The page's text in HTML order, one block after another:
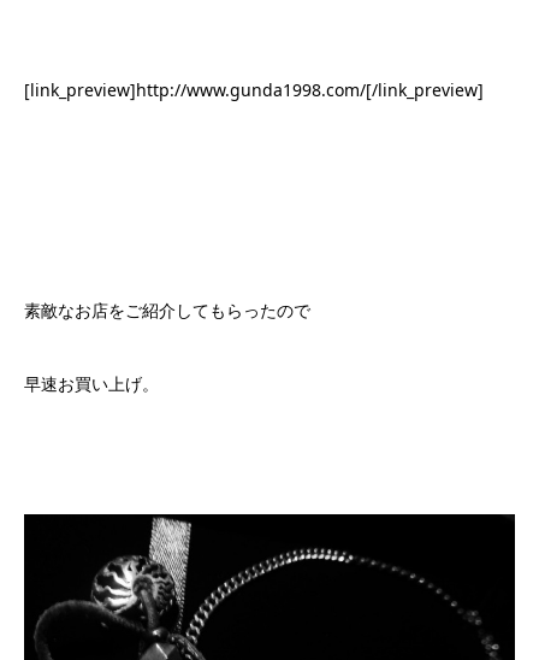
[link_preview]http://www.gunda1998.com/[/link_preview]
素敵なお店をご紹介してもらったので
早速お買い上げ。